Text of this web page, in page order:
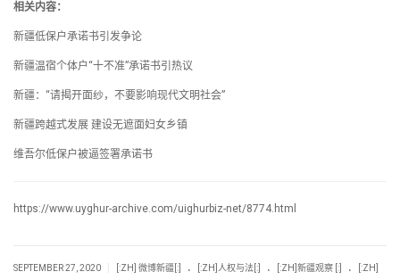
相关内容：
新疆低保户承诺书引发争论
新疆温宿个体户“十不准”承诺书引热议
新疆：“请揭开面纱，不要影响现代文明社会”
新疆跨越式发展 建设无遮面妇女乡镇
维吾尔低保户被逼签署承诺书
https://www.uyghur-archive.com/uighurbiz-net/8774.html
SEPTEMBER 27, 2020 [:ZH] 微博新疆[:] . [:ZH]人权与法[:] . [:ZH]新疆观察 [:] .
[:ZH]